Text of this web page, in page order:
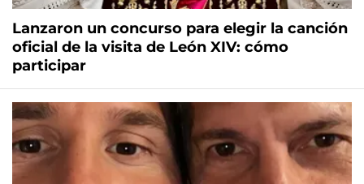
Lanzaron un concurso para elegir la canción
oficial de la visita de León XIV: cómo
participar